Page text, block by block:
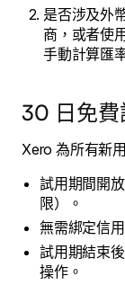
是否涉及外
商，或者使
手動計算匯
30 日免費
Xero 為所有新
試用期間開
限）。
無需綁定信
試用期結束
操作。